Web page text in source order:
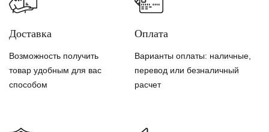
Доставка
Возможность получить
товар удобным для вас
способом
Оплата
Варианты оплаты: наличные,
перевод или безналичный
расчет